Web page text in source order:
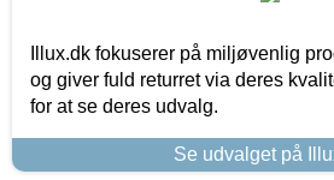
Illux.dk fokuserer på miljøvenlig
og giver fuld returret via deres
for at se deres udvalg.
Se udvalget på